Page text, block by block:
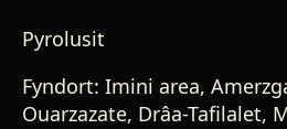
Pyrolusit
Fyndort: Imini area,
Ouarzazate, Drâa-Tafilalet,